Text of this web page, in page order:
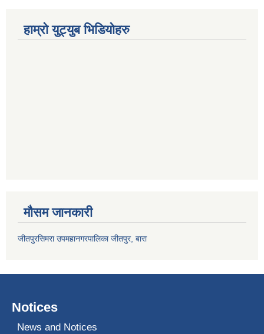
हाम्रो युट्युब भिडियोहरु
मौसम जानकारी
जीतपुरसिमरा उपमहानगरपालिका जीतपुर, बारा
Notices
News and Notices